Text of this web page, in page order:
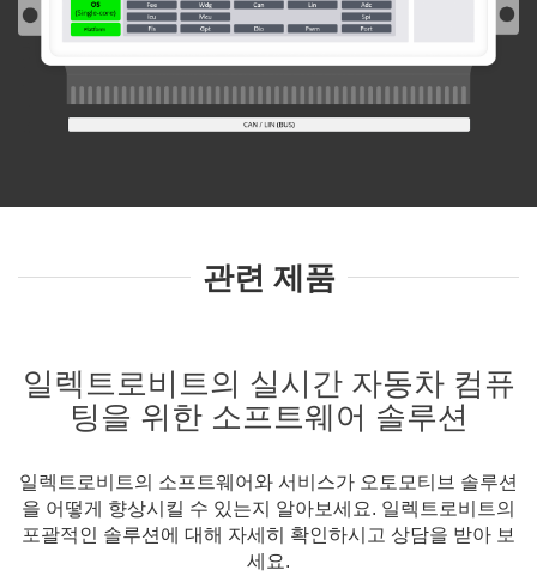
관련 제품
일렉트로비트의 실시간 자동차 컴퓨
팅을 위한 소프트웨어 솔루션
일렉트로비트의 소프트웨어와 서비스가 오토모티브 솔루션
을 어떻게 향상시킬 수 있는지 알아보세요. 일렉트로비트의
포괄적인 솔루션에 대해 자세히 확인하시고 상담을 받아 보
세요.